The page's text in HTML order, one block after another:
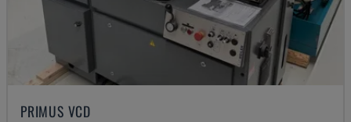
PRIMUS VCD